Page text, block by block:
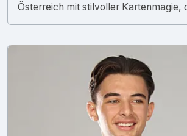
Österreich mit stilvoller Kartenmagie,